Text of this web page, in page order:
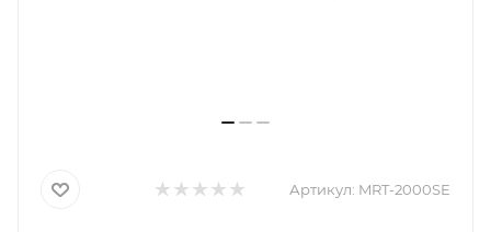
Артикул: MRT-2000SE